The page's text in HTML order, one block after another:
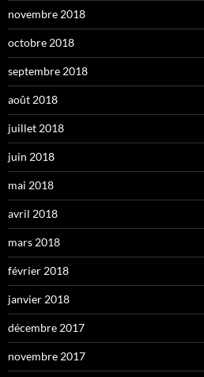
novembre 2018
octobre 2018
septembre 2018
août 2018
juillet 2018
juin 2018
mai 2018
avril 2018
mars 2018
février 2018
janvier 2018
décembre 2017
novembre 2017